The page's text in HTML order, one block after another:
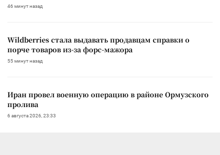
46 минут назад
Wildberries стала выдавать продавцам справки о
порче товаров из-за форс-мажора
55 минут назад
Иран провел военную операцию в районе Ормузского
пролива
6 августа 2026, 23:33